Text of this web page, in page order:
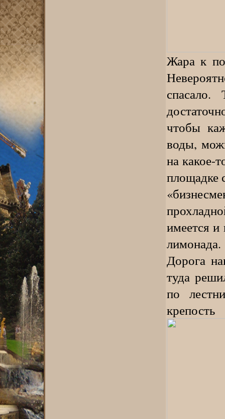
Жара к
чтобы
воды,
на какое-
площадке
имеется и
лимонада.
Дорога
туда
по
крепость